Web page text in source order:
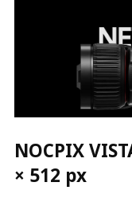
NOCPIX
× 512 px